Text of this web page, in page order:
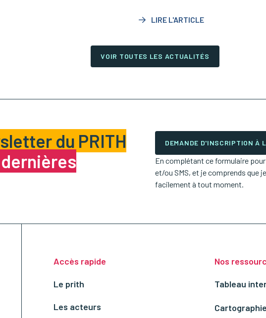
aménagé.
LIRE L'ARTICLE
VOIR TOUTES LES ACTUALITÉS
du PRITH
DEMANDE D'INSCRIPTION À
En complétant ce formulaire
et/ou SMS, et je comprends que
facilement à tout moment.
Accès rapide
Le prith
Les acteurs
Nos
Tableau